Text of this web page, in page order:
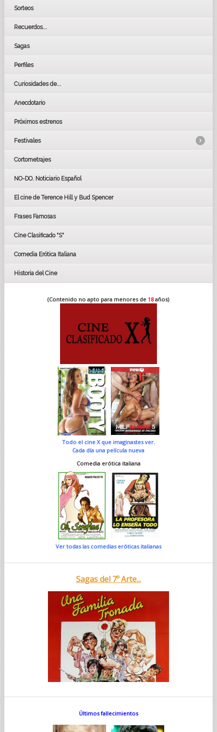
Sorteos
Recuerdos...
Sagas
Perfiles
Curiosidades de...
Anecdotario
Próximos estrenos
Festivales
LOS OSCARS
GOYAS
BAFTA
Cortometrajes
NO-DO. Noticiario Español
El cine de Terence Hill y Bud Spencer
Frases Famosas
Cine Clasificado "S"
Comedia Erótica Italiana
Historia del Cine
(Contenido no apto para menores de 18años)
Todo el cine X que imaginastes ver.
Cada día una película nueva
Comedia erótica italiana
Ver todas las comedias eróticas italianas
Sagas del 7º Arte...
Últimos fallecimientos